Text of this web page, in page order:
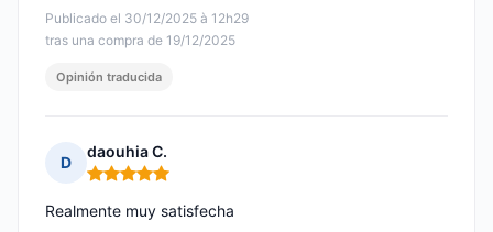
Publicado el 30/12/2025 à 12h29
tras una compra de 19/12/2025
Opinión traducida
D
daouhia C.
Nota: 5 de 5
Realmente muy satisfecha